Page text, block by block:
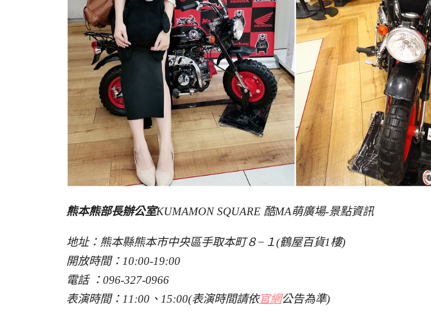
熊本熊部長辦公室KUMAMON SQUARE 酷MA萌廣場-景點資訊
地址：熊本縣熊本市中央區手取本町８−１(鶴屋百貨1樓)
開放時間：10:00-19:00
電話 ：096-327-0966
表演時間：11:00、15:00(表演時間請依官網公告為準)